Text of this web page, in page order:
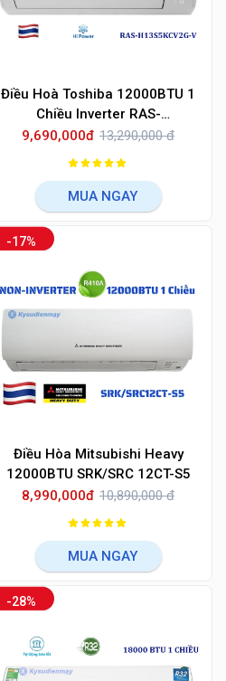
Điều Hoà Toshiba 12000BTU 1
Chiều Inverter RAS-
H13S5KCV2G-V
9,690,000đ 13,290,000 đ
MUA NGAY
Điều Hòa Mitsubishi Heavy
12000BTU SRK/SRC 12CT-S5
8,990,000đ 10,890,000 đ
-17%
MUA NGAY
-28%